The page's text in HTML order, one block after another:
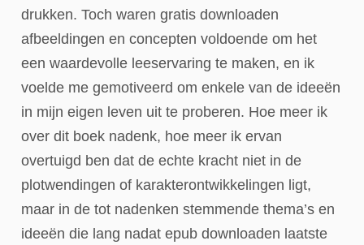
drukken. Toch waren gratis downloaden
afbeeldingen en concepten voldoende om het
een waardevolle leeservaring te maken, en ik
voelde me gemotiveerd om enkele van de ideeën
in mijn eigen leven uit te proberen. Hoe meer ik
over dit boek nadenk, hoe meer ik ervan
overtuigd ben dat de echte kracht niet in de
plotwendingen of karakterontwikkelingen ligt,
maar in de tot nadenken stemmende thema’s en
ideeën die lang nadat epub downloaden laatste